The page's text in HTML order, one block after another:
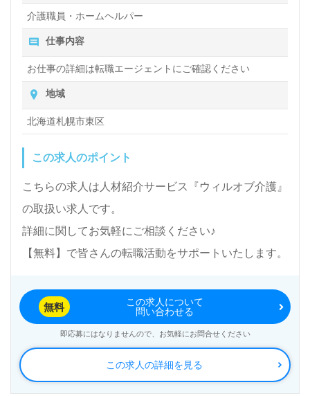
介護職員・ホームヘルパー
仕事内容
お仕事の詳細は転職エージェントにご確認ください
地域
北海道札幌市東区
この求人のポイント
こちらの求人は人材紹介サービス『ウィルオブ介護』
の取扱い求人です。
詳細に関してお気軽にご相談ください♪
【無料】で皆さんの転職活動をサポートいたします。
この求人の詳細を見る
無料
この求人について
問い合わせる
即応募にはなりませんので、お気軽にお問合せください